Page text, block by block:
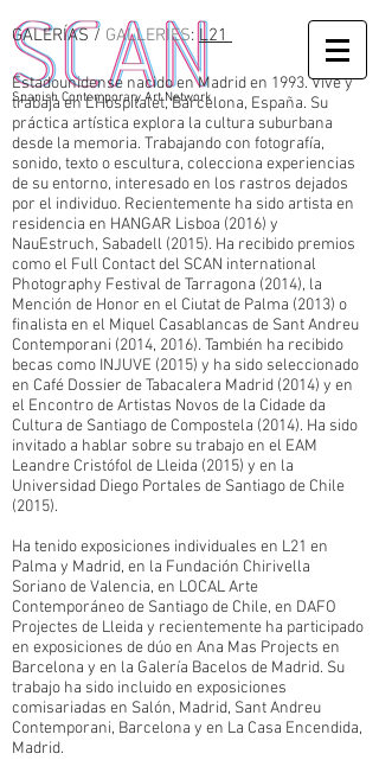
Spanish Contemporary Art Network
GALERÍAS / GALLERIES: L21
Estadounidense nacido en Madrid en 1993. Vive y
trabaja en L'Hospitalet, Barcelona, España. Su
práctica artística explora la cultura suburbana
desde la memoria. Trabajando con fotografía,
sonido, texto o escultura, colecciona experiencias
de su entorno, interesado en los rastros dejados
por el individuo. Recientemente ha sido artista en
residencia en HANGAR Lisboa (2016) y
NauEstruch, Sabadell (2015). Ha recibido premios
como el Full Contact del SCAN international
Photography Festival de Tarragona (2014), la
Mención de Honor en el Ciutat de Palma (2013) o
finalista en el Miquel Casablancas de Sant Andreu
Contemporani (2014, 2016). También ha recibido
becas como INJUVE (2015) y ha sido seleccionado
en Café Dossier de Tabacalera Madrid (2014) y en
el Encontro de Artistas Novos de la Cidade da
Cultura de Santiago de Compostela (2014). Ha sido
invitado a hablar sobre su trabajo en el EAM
Leandre Cristófol de Lleida (2015) y en la
Universidad Diego Portales de Santiago de Chile
(2015).
Ha tenido exposiciones individuales en L21 en
Palma y Madrid, en la Fundación Chirivella
Soriano de Valencia, en LOCAL Arte
Contemporáneo de Santiago de Chile, en DAFO
Projectes de Lleida y recientemente ha participado
en exposiciones de dúo en Ana Mas Projects en
Barcelona y en la Galería Bacelos de Madrid. Su
trabajo ha sido incluido en exposiciones
comisariadas en Salón, Madrid, Sant Andreu
Contemporani, Barcelona y en La Casa Encendida,
Madrid.